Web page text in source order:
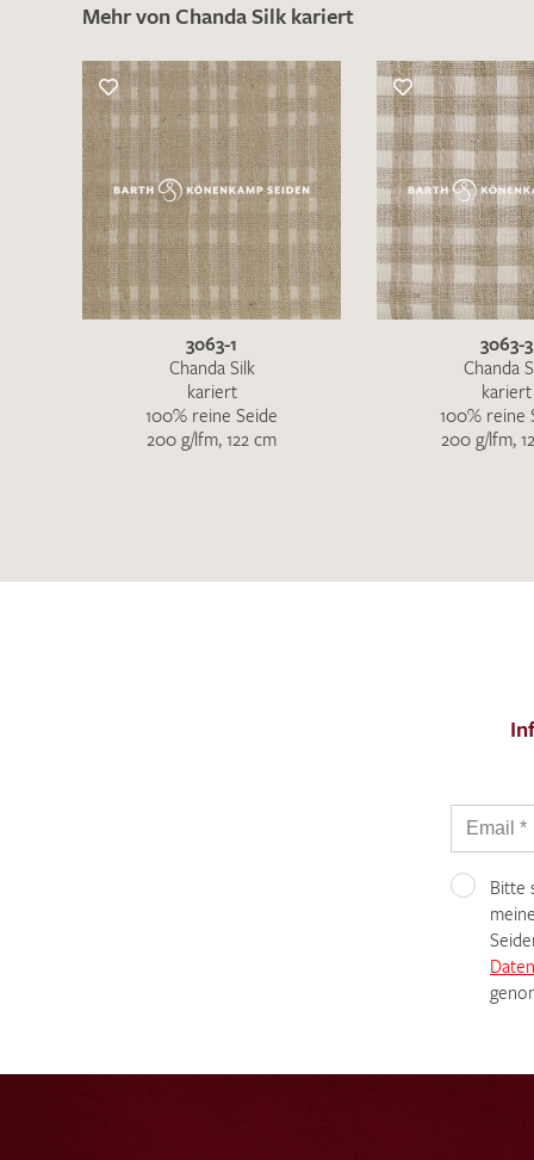
Mehr von Chanda Silk kariert
3063-1
Chanda Silk
kariert
100% reine Seide
200 g/lfm, 122 cm
3063-3
Chanda
kariert
100% reine
200 g/lfm,
Bitte